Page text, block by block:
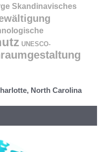
Skandinavisches
UNESCO-
North Carolina